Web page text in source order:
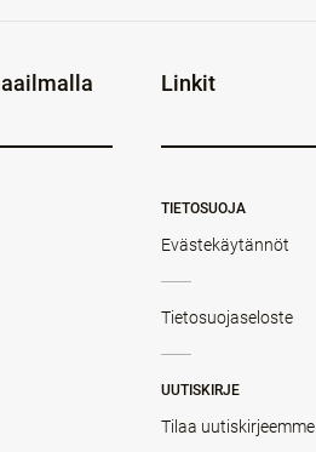
Linkit
TIETOSUOJA
Evästekäytännöt
Tietosuojaseloste
UUTISKIRJE
Tilaa uutiskirjeemme